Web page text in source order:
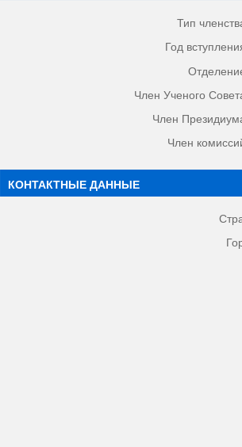
Тип
Год
Член Ученого
Член
Член
КОНТАКТНЫЕ ДАННЫЕ